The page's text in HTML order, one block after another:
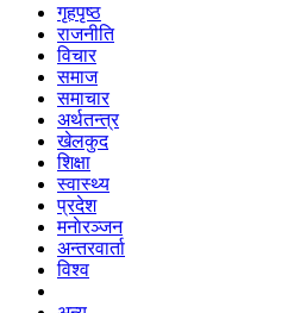
गृहपृष्‍ठ
राजनीति
विचार
समाज
समाचार
अर्थतन्त्र
खेलकुद
शिक्षा
स्वास्थ्य
प्रदेश
मनाेरञ्जन
अन्तरवार्ता
विश्व